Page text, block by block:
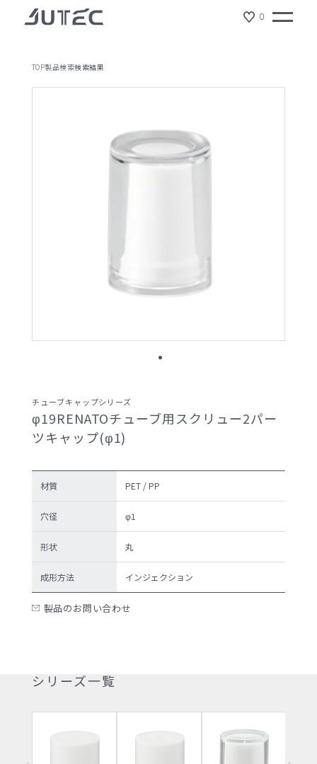
0
お問い合わせ
プライバシーポリ セキュリティポリ
TOP製品検索検索結果
チューブキャップシリーズ
φ19RENATOチューブ用スクリュー2パー
ツキャップ(φ1)
材質 PET / PP
穴径 φ1
形状 丸
成形方法 インジェクション
製品のお問い合わせ
シリーズ一覧